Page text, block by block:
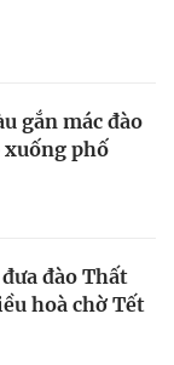
gắn mác đào
phố
đào Thất
hoà chờ Tết